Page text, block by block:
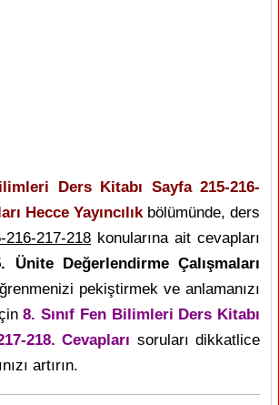
Ders Kitabı Sayfa 215-216-
Hecce Yayıncılıkbölümünde, ders
216-217-218 konularına ait cevapları
Ünite Değerlendirme Çalışmaları
pekiştirmek ve anlamanızı
8. Sınıf Fen Bilimleri Ders Kitabı
218. Cevapları soruları dikkatlice
artırın.